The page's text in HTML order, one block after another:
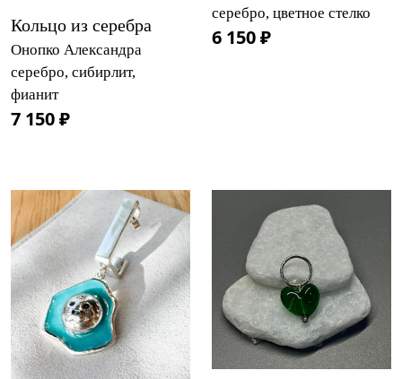
Кольцо из серебра
Онопко Александра
серебро, сибирлит,
фианит
7 150 ₽
серебро, цветное стелко
6 150 ₽